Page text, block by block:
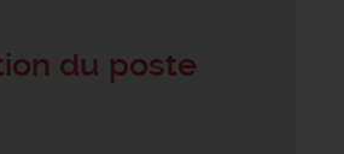
du poste